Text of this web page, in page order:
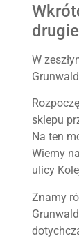
W
sklepu
Na ten
Wiemy
ulicy
Znamy